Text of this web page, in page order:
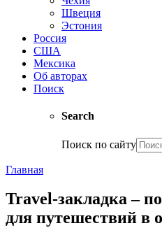
Швеция
Эстония
Россия
США
Мексика
Об авторах
Поиск
Search
Поиск по сайту
Главная
Travel-закладка –
для путешествий в